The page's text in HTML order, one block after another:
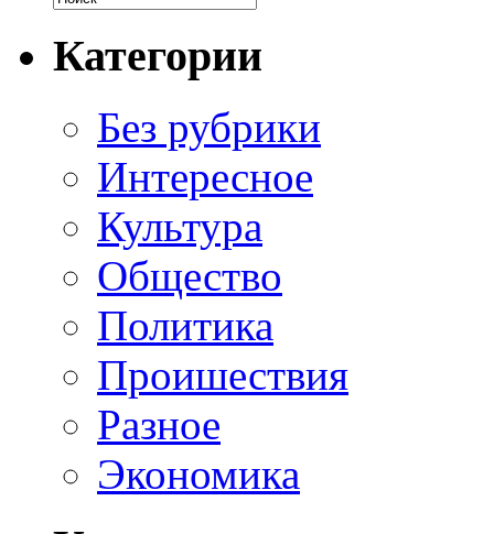
Категории
Без рубрики
Интересное
Культура
Общество
Политика
Проишествия
Разное
Экономика